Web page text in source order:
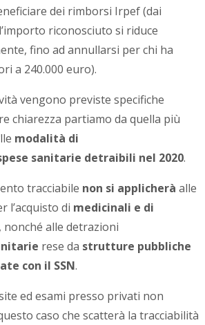
dei rimborsi Irpef (dai
riconosciuto si riduce
fino ad annullarsi per chi ha
a 240.000 euro).
vengono previste specifiche
chiarezza partiamo da quella più
modalità di
sanitarie detraibili nel 2020.
tracciabile non si applicherà alle
l’acquisto di medicinali e di
, nonché alle detrazioni
rese da strutture pubbliche
con il SSN.
ed esami presso privati non
caso che scatterà la tracciabilità